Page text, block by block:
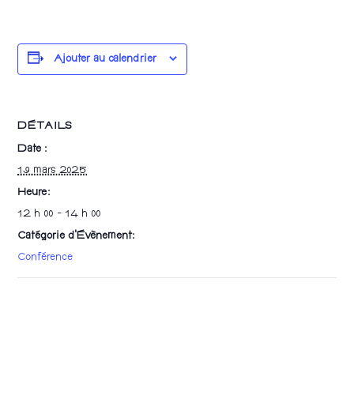
Ajouter au calendrier
DÉTAILS
Date :
19 mars 2025
Heure :
12 h 00 - 14 h 00
Catégorie d’Évènement:
Conférence